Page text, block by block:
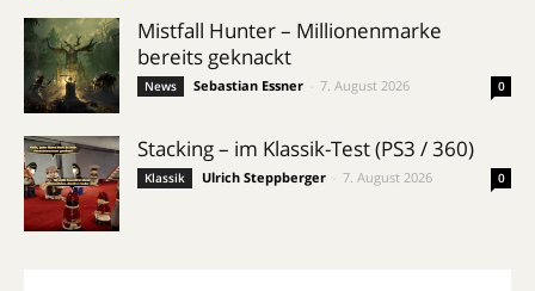
Mistfall Hunter – Millionenmarke
bereits geknackt
News Sebastian Essner 7. August 2026 0
Stacking – im Klassik-Test (PS3 / 360)
Klassik Ulrich Steppberger 7. August 2026 0